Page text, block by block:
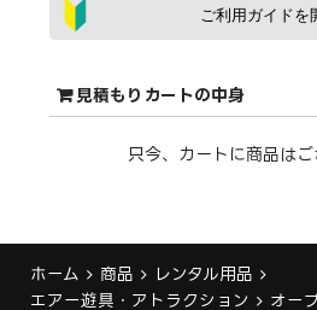
ご利用ガイドを
見積もりカートの中身
只今、カートに商品はご
ホーム 商品
レンタル用品
エアー遊具・アトラクション
オー